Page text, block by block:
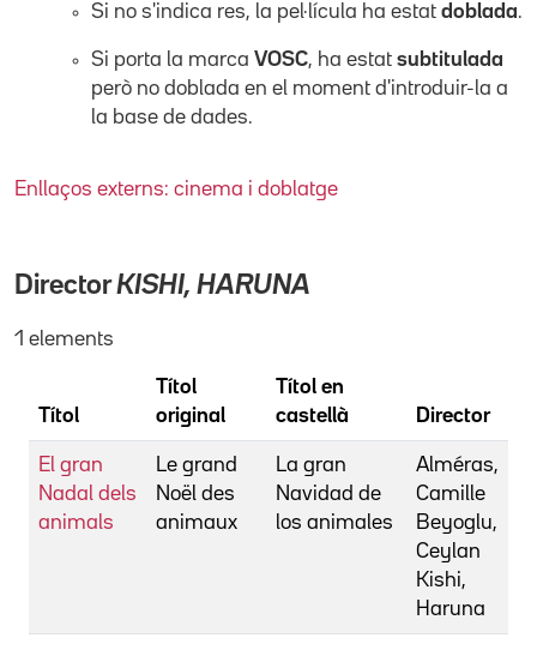
Si no s'indica res, la pel·lícula ha estat doblada.
Si porta la marca VOSC, ha estat subtitulada
però no doblada en el moment d'introduir-la a
la base de dades.
Enllaços externs: cinema i doblatge
DirectorKISHI, HARUNA
1 elements
Títol
Títol
original
Títol en
castellà
Director
El gran
Nadal dels
animals
Le grand
Noël des
animaux
La gran
Navidad de
los animales
Alméras,
Camille
Beyoglu,
Ceylan
Kishi,
Haruna